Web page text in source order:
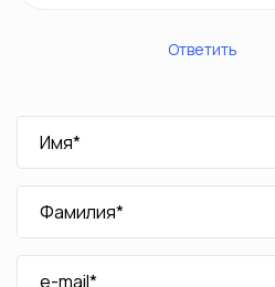
Ответить